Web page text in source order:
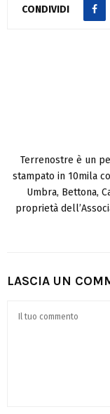
CONDIVIDI
Terrenostre è un
stampato in 10mila
Umbra, Bettona,
proprietà
LASCIA UN